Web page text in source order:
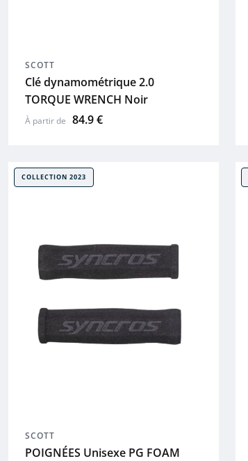
SCOTT
Clé dynamométrique 2.0
TORQUE WRENCH Noir
À partir de 84.9 €
COLLECTION 2023
SCOTT
POIGNÉES Unisexe PG FOAM